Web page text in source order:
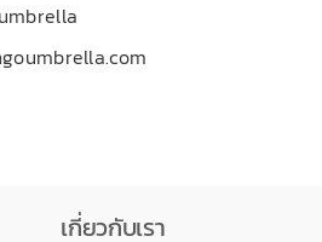
เกี่ยวกับเรา